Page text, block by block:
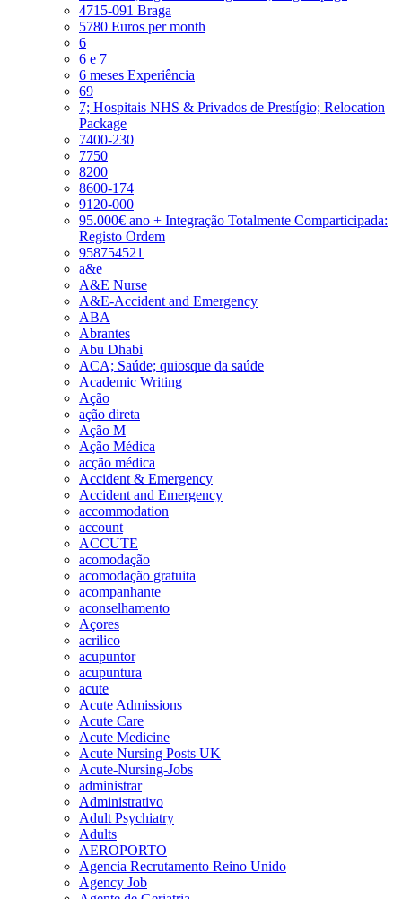
4715-091 Braga
5780 Euros per month
6
6 e 7
6 meses Experiência
69
7; Hospitais NHS & Privados de Prestígio; Relocation
Package
7400-230
7750
8200
8600-174
9120-000
95.000€ ano + Integração Totalmente Comparticipada:
Registo Ordem
958754521
a&e
A&E Nurse
A&E-Accident and Emergency
ABA
Abrantes
Abu Dhabi
ACA; Saúde; quiosque da saúde
Academic Writing
Ação
ação direta
Ação M
Ação Médica
acção médica
Accident & Emergency
Accident and Emergency
accommodation
account
ACCUTE
acomodação
acomodação gratuita
acompanhante
aconselhamento
Açores
acrilico
acupuntor
acupuntura
acute
Acute Admissions
Acute Care
Acute Medicine
Acute Nursing Posts UK
Acute-Nursing-Jobs
administrar
Administrativo
Adult Psychiatry
Adults
AEROPORTO
Agencia Recrutamento Reino Unido
Agency Job